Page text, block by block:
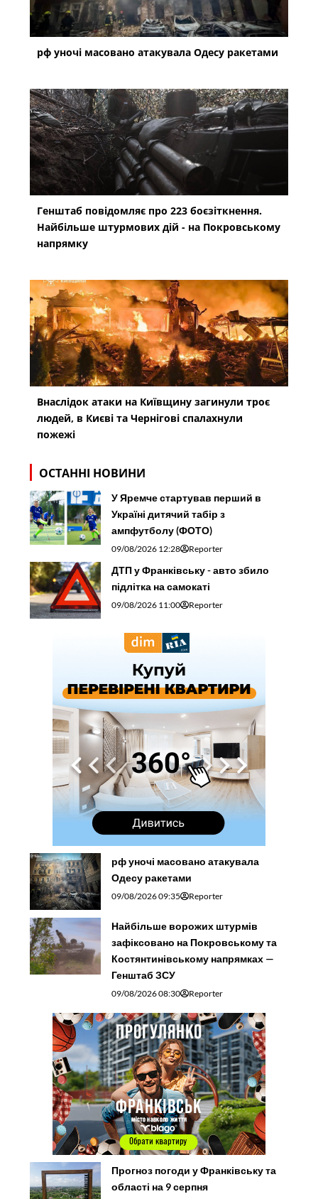
рф уночі масовано атакувала Одесу ракетами
Генштаб повідомляє про 223 боєзіткнення.
Найбільше штурмових дій - на Покровському
напрямку
Внаслідок атаки на Київщину загинули троє
людей, в Києві та Чернігові спалахнули
пожежі
ОСТАННІ НОВИНИ
У Яремче стартував перший в
Україні дитячий табір з
ампфутболу (ФОТО)
09/08/2026 12:28 Reporter
ДТП у Франківську - авто збило
підлітка на самокаті
09/08/2026 11:00 Reporter
рф уночі масовано атакувала
Одесу ракетами
09/08/2026 09:35 Reporter
Найбільше ворожих штурмів
зафіксовано на Покровському та
Костянтинівському напрямках —
Генштаб ЗСУ
09/08/2026 08:30 Reporter
Прогноз погоди у Франківську та
області на 9 серпня